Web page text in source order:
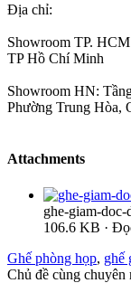
Địa chỉ:
Showroom TP.
TP Hồ Chí Minh
Showroom HN:
Phường Trung Hòa,
Attachments
ghe-giam-
106.6 KB ·
Ghế phòng họp, ghế
Chủ đề cùng chuyên